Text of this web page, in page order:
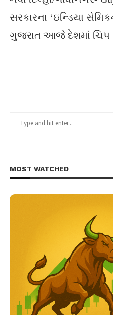
સરકારના ‘ઇન્ડિયા
ગુજરાત આજે દેશમાં
MOST WATCHED